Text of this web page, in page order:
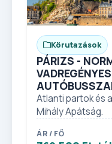
Körutazások
PÁRIZS -
Atlanti partok és
Mihály Apátság.
ÁR / FŐ